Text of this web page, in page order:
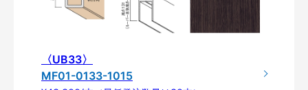
〈UB33〉
MF01-0133-1015